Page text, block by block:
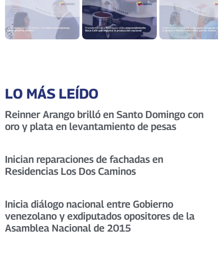
LO MÁS LEÍDO
Reinner Arango brilló en Santo Domingo con
oro y plata en levantamiento de pesas
Inician reparaciones de fachadas en
Residencias Los Dos Caminos
Inicia diálogo nacional entre Gobierno
venezolano y exdiputados opositores de la
Asamblea Nacional de 2015